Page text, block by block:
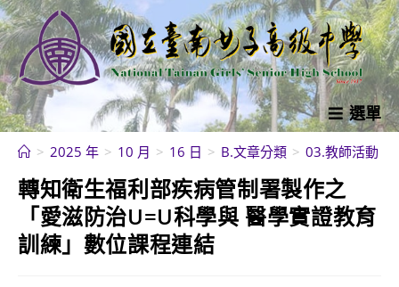
跳
轉
至
主
要
內
選單
> 2025 年 > 10 月 > 16 日 > B.文章分類 > 03.教師活動
轉知衛生福利部疾病管制署製作之
「愛滋防治U=U科學與 醫學實證教育
訓練」數位課程連結